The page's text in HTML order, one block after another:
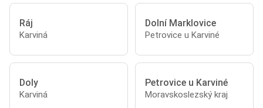
Ráj
Karviná
Dolní Marklovice
Petrovice u Karviné
Doly
Karviná
Petrovice u Karviné
Moravskoslezský kraj